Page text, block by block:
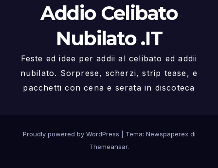
Addio Celibato
Nubilato .IT
Feste ed idee per addii al celibato ed addii
nubilato. Sorprese, scherzi, strip tease, e
pacchetti con cena e serata in discoteca
Proudly powered by WordPress
Tema: Newspaperex di
Themeansar.